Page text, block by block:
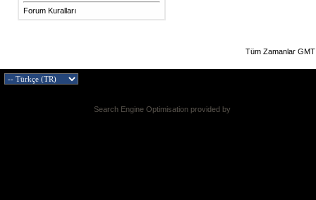
Forum Kuralları
Tüm Zamanlar
Search Engine Optimisation provided by